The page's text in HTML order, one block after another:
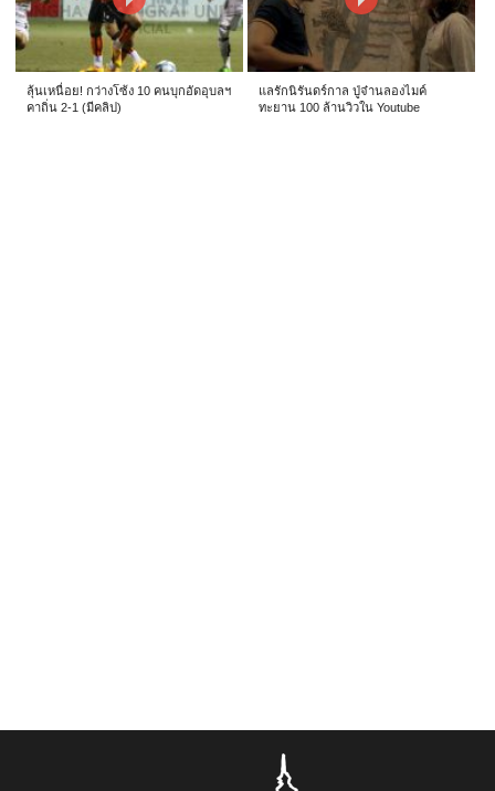
ลุ้นเหนื่อย! กว่างโซ้ง 10 คนบุกอัดอุบลฯ
คาถิ่น 2-1 (มีคลิป)
แลรักนิรันดร์กาล ปู่จ๋านลองไมค์
ทะยาน 100 ล้านวิวใน Youtube